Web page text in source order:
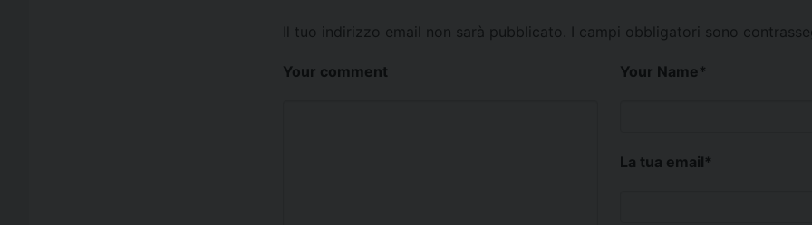
Il tuo indirizzo email non sarà pubblicato. I campi obbligatori sono
Your comment Your Name*
La tua email*